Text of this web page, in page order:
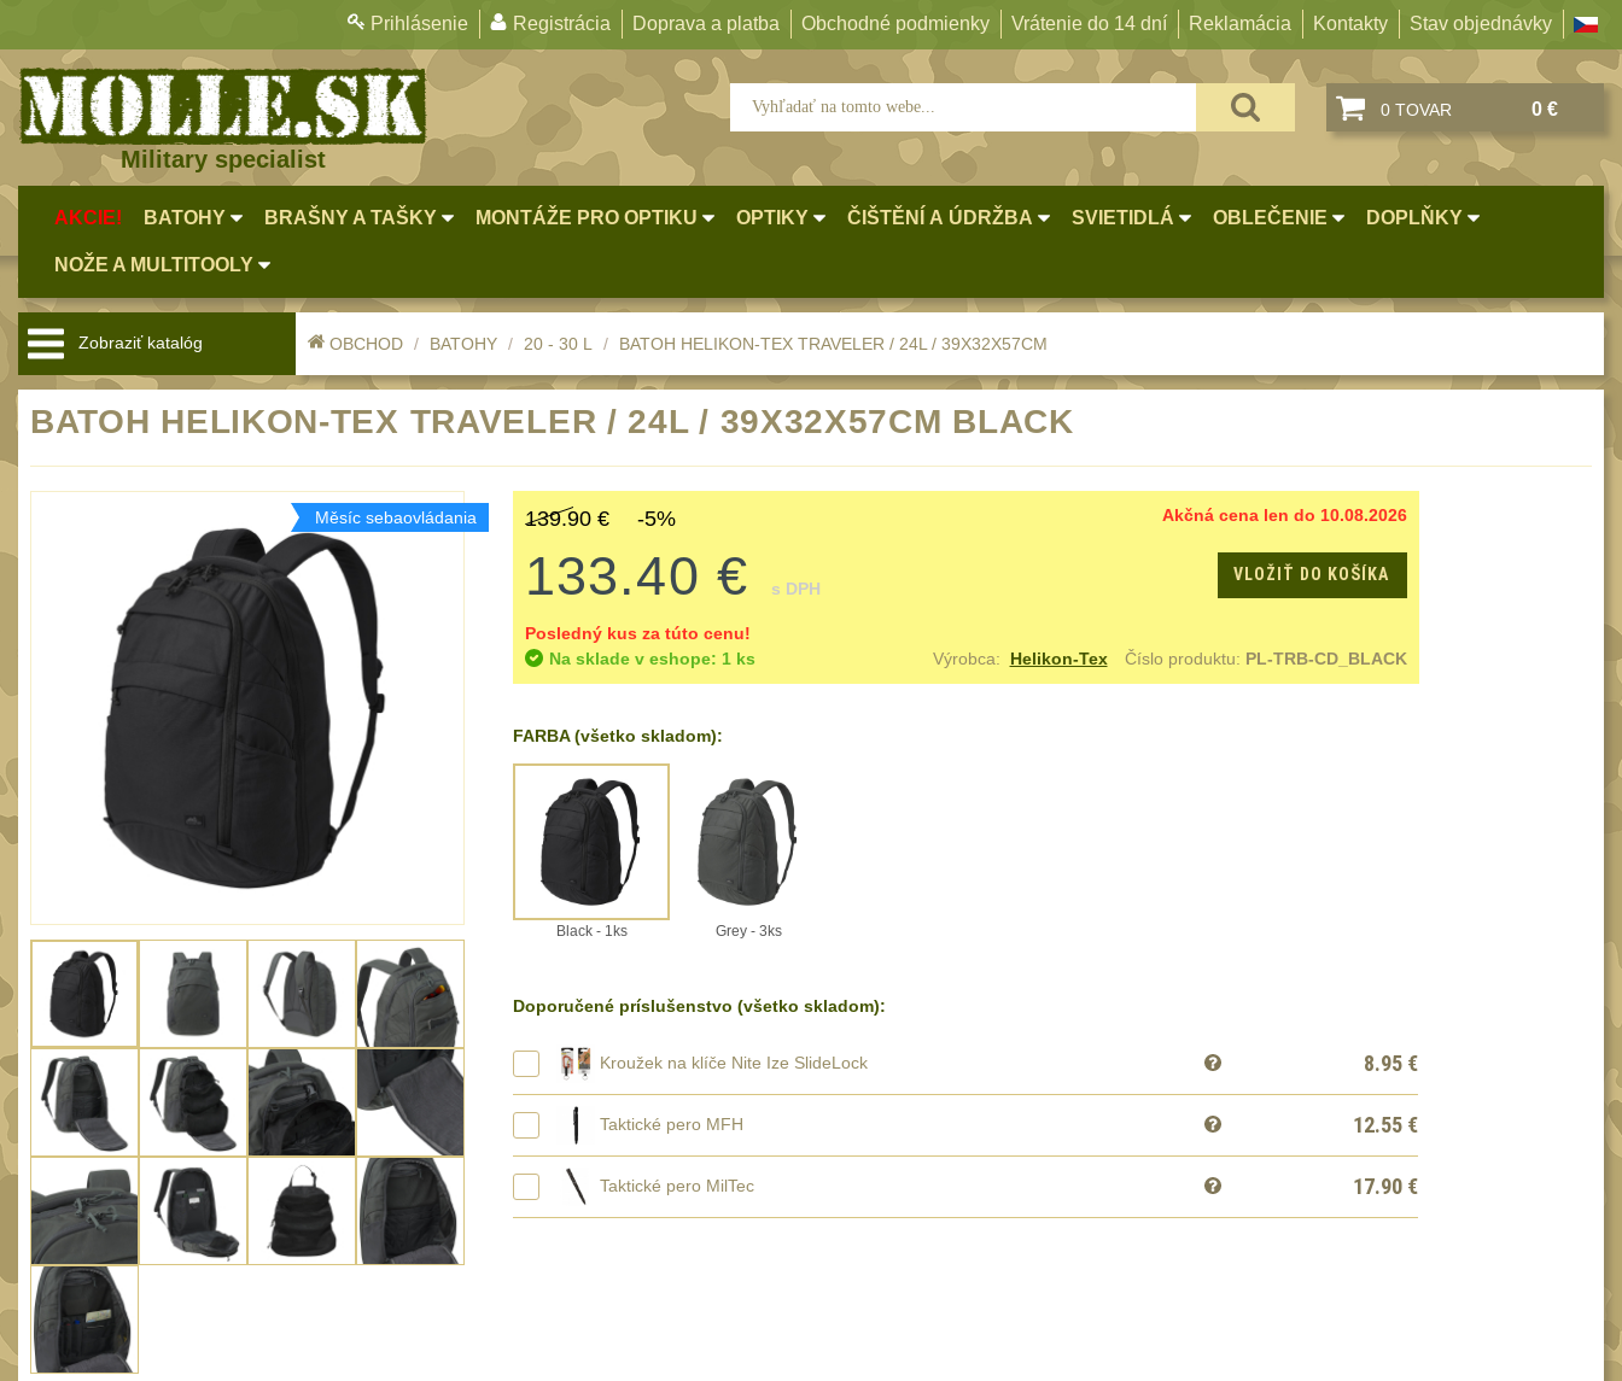
Prihlásenie Registrácia Doprava a platba Obchodné podmienky Vrátenie do 14 dní Reklamácia Kontakty Stav objednávky
Military specialist
0 TOVAR 0 €
AKCIE! BATOHY BRAŠNY A TAŠKY MONTÁŽE PRO OPTIKU OPTIKY ČIŠTĚNÍ A ÚDRŽBA SVIETIDLÁ OBLEČENIE DOPLŇKY
NOŽE A MULTITOOLY
Zobraziť katalóg OBCHOD BATOHY 20 - 30 L BATOH HELIKON-TEX TRAVELER / 24L / 39X32X57CM
BATOH HELIKON-TEX TRAVELER / 24L / 39X32X57CM BLACK
Měsíc sebaovládania Akčná cena len do 10.08.2026
139.90 € -5%
133.40 € s DPH
VLOŽIŤ DO KOŠÍKA
Posledný kus za túto cenu!
Na sklade v eshope: 1 ks
Výrobca: Helikon-Tex Číslo produktu: PL-TRB-CD_BLACK
FARBA (všetko skladom):
Black - 1ks Grey - 3ks
Doporučené príslušenstvo (všetko skladom):
Kroužek na klíče Nite Ize SlideLock 8.95 €
Taktické pero MFH 12.55 €
Taktické pero MilTec 17.90 €